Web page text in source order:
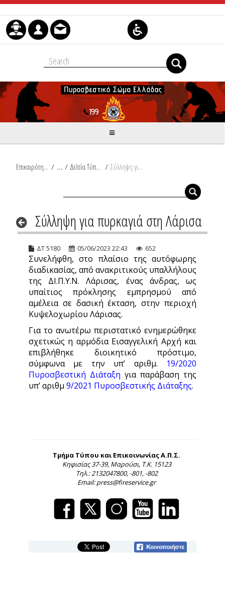
Skip to Content
Επικαιρότητα / Δελτία Τύπου / Σύλληψη για πυρκαγιά στη Λάρισα
Σύλληψη για πυρκαγιά στη Λάρισα
ΔΤ 5180 05/06/2023 22:43 652
Συνελήφθη, στο πλαίσιο της αυτόφωρης
διαδικασίας, από ανακριτικούς υπαλλήλους
της ΔΙ.Π.Υ.Ν. Λάρισας, ένας άνδρας, ως
υπαίτιος πρόκλησης εμπρησμού από
αμέλεια σε δασική έκταση, στην περιοχή
Κυψελοχωρίου Λάρισας.
Για το ανωτέρω περιστατικό ενημερώθηκε
σχετικώς η αρμόδια Εισαγγελική Αρχή και
επιβλήθηκε διοικητικό πρόστιμο,
σύμφωνα με την υπ’ αριθμ. 19/2020
Πυροσβεστική Διάταξη για παράβαση της
υπ’ αριθμ 9/2021 Πυροσβεστικής Διάταξης.
Τμήμα Τύπου και Επικοινωνίας Α.Π.Σ.
Κηφισίας 37-39, Μαρούσι, Τ.Κ. 15123
Τηλ.: 2132047800, -801, -802
Email: press@fireservice.gr